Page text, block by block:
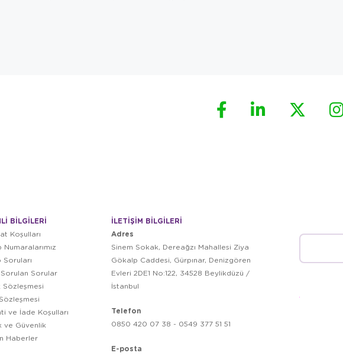
BİLGİLERİ
Koşulları
Numaralarımız
Soruları
Sorulan Sorular
Sözleşmesi
ve İade Koşulları
ve Güvenlik
Haberler
İLETİŞİM BİLGİLERİ
Adres
Sinem Sokak, Dereağzı Mahallesi Ziya
Gökalp Caddesi, Gürpınar, Denizgören
Evleri 2DE1 No:122, 34528 Beylikdüzü /
İstanbul
Telefon
0850 420 07 38 - 0549 377 51 51
E-posta